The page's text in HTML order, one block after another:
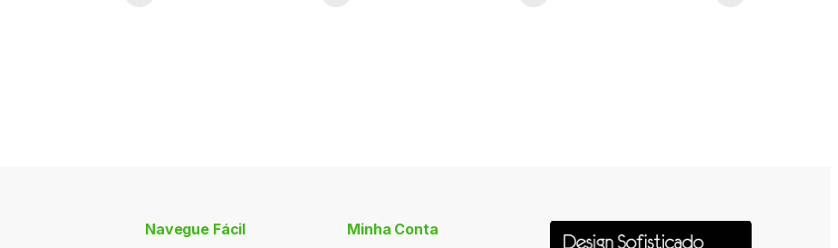
Navegue Fácil Minha Conta